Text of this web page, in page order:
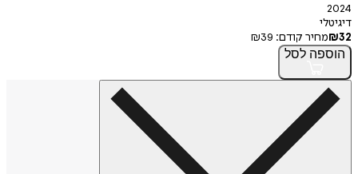
2024
דיגיטלי
₪32 מחיר קודם: ₪39
הוספה לסל